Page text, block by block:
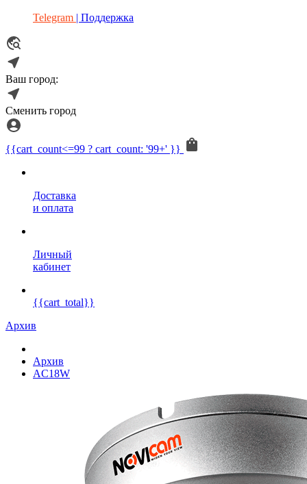
Telegram | Поддержка
Ваш город:
Сменить город
{{cart_count<=99 ? cart_count: '99+' }}
Доставка
и оплата
Личный
кабинет
{{cart_total}}
Архив
Архив
AC18W